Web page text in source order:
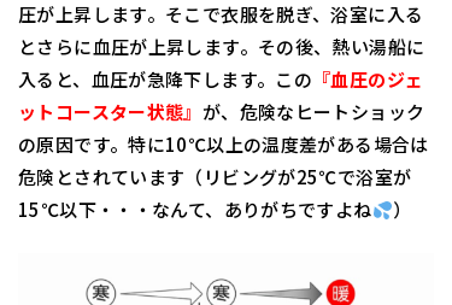
圧が上昇します。そこで衣服を脱ぎ、浴室に入る
とさらに血圧が上昇します。その後、熱い湯船に
入ると、血圧が急降下します。この 『血圧のジェ
ットコースター状態』 が、危険なヒートショック
の原因です。特に10℃以上の温度差がある場合は
危険とされています（リビングが25℃で浴室が
15℃以下・・・なんて、ありがちですよね
）